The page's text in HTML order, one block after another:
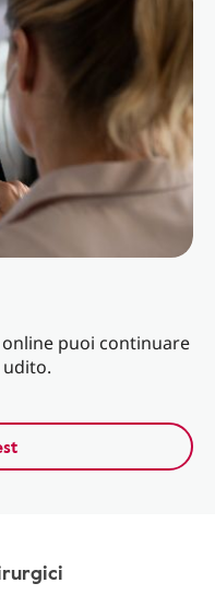
puoi continuare